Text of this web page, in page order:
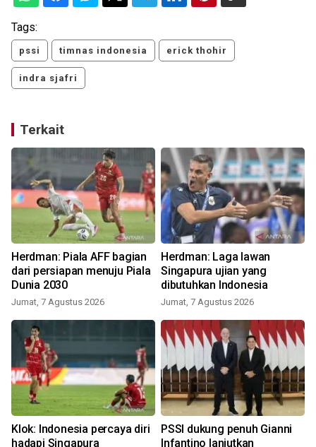
Tags:
pssi timnas indonesia erick thohir
indra sjafri
Terkait
Herdman: Piala AFF bagian
dari persiapan menuju Piala
Dunia 2030
Jumat, 7 Agustus 2026
Herdman: Laga lawan
Singapura ujian yang
dibutuhkan Indonesia
Jumat, 7 Agustus 2026
Klok: Indonesia percaya diri
hadapi Singapura
PSSI dukung penuh Gianni
Infantino lanjutkan